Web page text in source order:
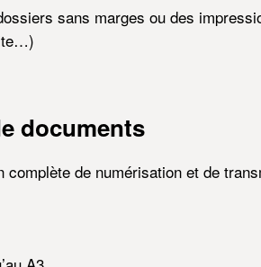
sans marges ou des
documents
de numérisation et de